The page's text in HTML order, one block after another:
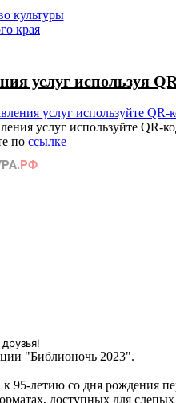
культуры
края
услуг используя
услуг используйте QR-
по ссылке
"Библионочь 2023".
летию со дня рождения
доступных для